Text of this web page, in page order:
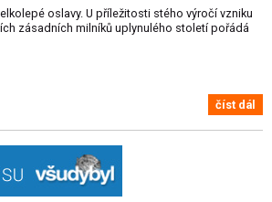
oslavy. U příležitosti stého výročí vzniku
zásadních milníků uplynulého století pořádá
číst dál